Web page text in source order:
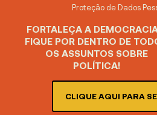
Proteção de Dados
FORTALEÇA A
FIQUE POR DENTRO DE
OS ASSUNTOS SOBRE
POLÍTICA!
CLIQUE AQUI PARA